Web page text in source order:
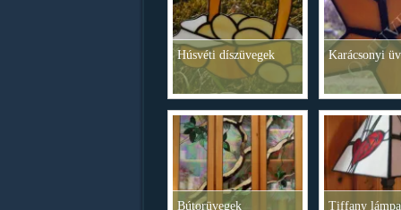
Húsvéti díszüvegek Karácsonyi
Bútorüvegek
Tiffany